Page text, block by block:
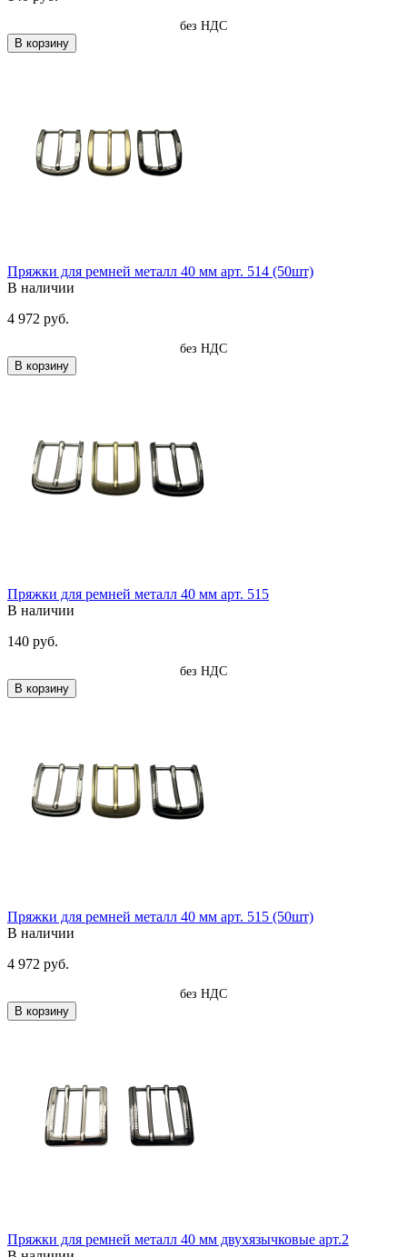
без НДС
В корзину
Пряжки для ремней металл 40 мм арт. 514 (50шт)
В наличии
4 972 руб.
без НДС
В корзину
Пряжки для ремней металл 40 мм арт. 515
В наличии
140 руб.
без НДС
В корзину
Пряжки для ремней металл 40 мм арт. 515 (50шт)
В наличии
4 972 руб.
без НДС
В корзину
Пряжки для ремней металл 40 мм двухязычковые арт.2